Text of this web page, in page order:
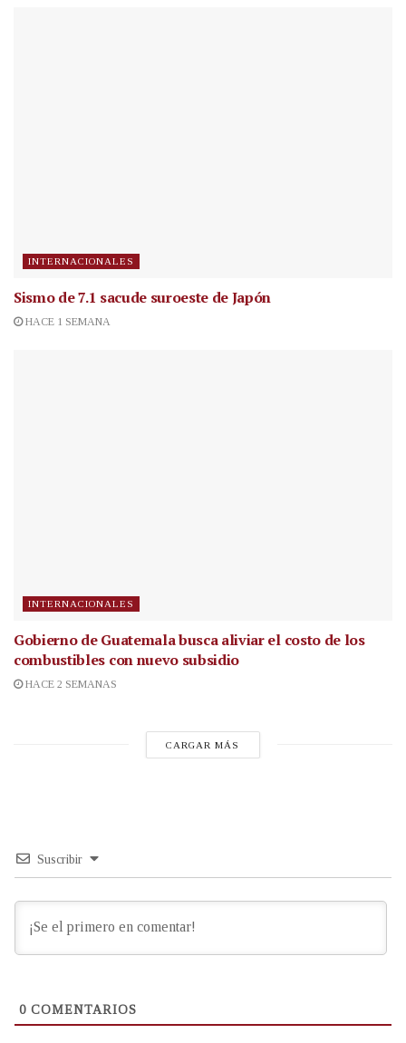
INTERNACIONALES
Sismo de 7.1 sacude suroeste de Japón
HACE 1 SEMANA
INTERNACIONALES
Gobierno de Guatemala busca aliviar el costo de los
combustibles con nuevo subsidio
HACE 2 SEMANAS
CARGAR MÁS
Suscribir
0 COMENTARIOS